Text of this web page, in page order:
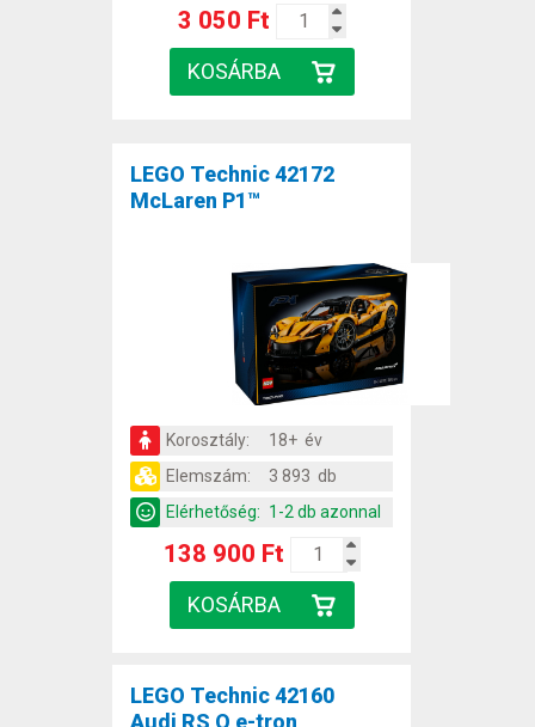
3 050 Ft
LEGO Technic 42172
McLaren P1™
Korosztály:
18+ év
Elemszám:
3 893 db
Elérhetőség: 1-2 db azonnal
138 900 Ft
LEGO Technic 42160
Audi RS Q e-tron